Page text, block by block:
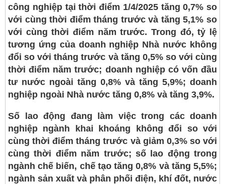
công nghiệp tại thời điểm 1/4/2025 tăng 0,7% so
với cùng thời điểm tháng trước và tăng 5,1% so
với cùng thời điểm năm trước. Trong đó, tỷ lệ
tương ứng của doanh nghiệp Nhà nước không
đổi so với tháng trước và tăng 0,5% so với cùng
thời điểm năm trước; doanh nghiệp có vốn đầu
tư nước ngoài tăng 0,8% và tăng 5,9%; doanh
nghiệp ngoài Nhà nước tăng 0,8% và tăng 3,9%.
Số lao động đang làm việc trong các doanh
nghiệp ngành khai khoáng không đổi so với
cùng thời điểm tháng trước và giảm 0,3% so với
cùng thời điểm năm trước; số lao động trong
ngành chế biến, chế tạo tăng 0,8% và tăng 5,5%;
ngành sản xuất và phân phối điện, khí đốt, nước